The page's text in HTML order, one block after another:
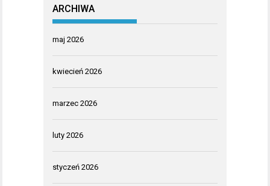
ARCHIWA
maj 2026
kwiecień 2026
marzec 2026
luty 2026
styczeń 2026